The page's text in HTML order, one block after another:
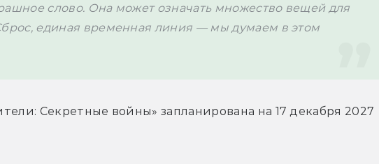
слово. Она может означать множество вещей для
единая временная линия — мы думаем в этом
Секретные войны» запланирована на 17 декабря 2027